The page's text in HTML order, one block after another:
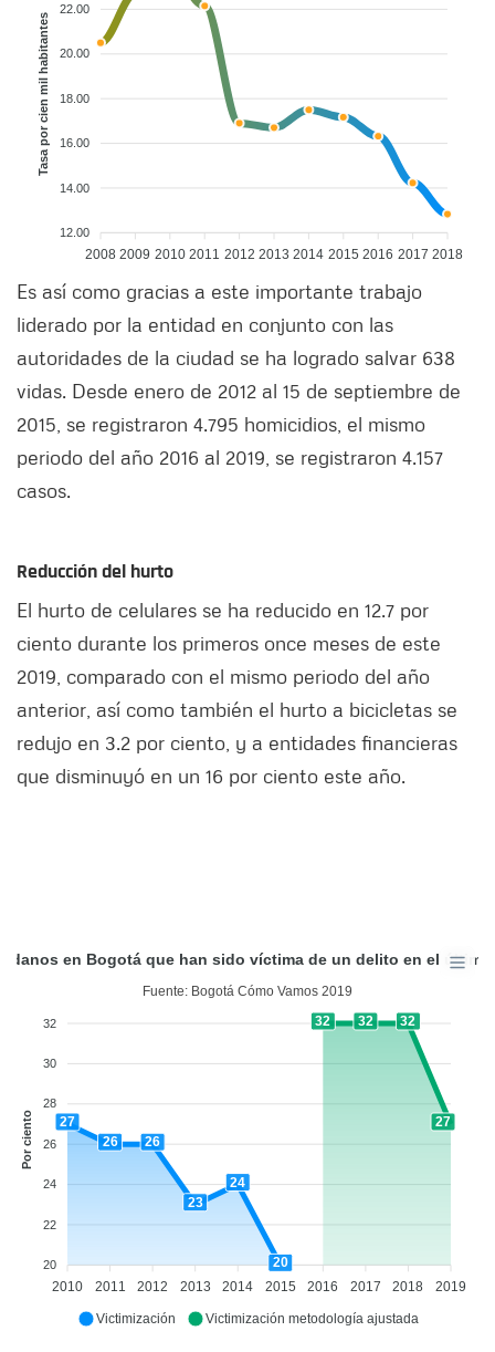
22.00
20.00
18.00
16.00
14.00
12.00
Tasa por cien mil habitantes
2008 2009 2010 2011 2012 2013 2014 2015 2016 2017 2018
Es así como gracias a este importante trabajo
liderado por la entidad en conjunto con las
autoridades de la ciudad se ha logrado salvar 638
vidas. Desde enero de 2012 al 15 de septiembre de
2015, se registraron 4.795 homicidios, el mismo
periodo del año 2016 al 2019, se registraron 4.157
casos.
Reducción del hurto
El hurto de celulares se ha reducido en 12.7 por
ciento durante los primeros once meses de este
2019, comparado con el mismo periodo del año
anterior, así como también el hurto a bicicletas se
redujo en 3.2 por ciento, y a entidades financieras
que disminuyó en un 16 por ciento este año.
en Bogotá que han sido víctima de un delito en el último
Fuente: Bogotá Cómo Vamos 2019
32
30
28
26
24
22
20
Por ciento
27
26
26
23
24
20
32 32 32
27
2010 2011 2012 2013 2014 2015 2016 2017 2018 2019
Victimización Victimización metodología ajustada